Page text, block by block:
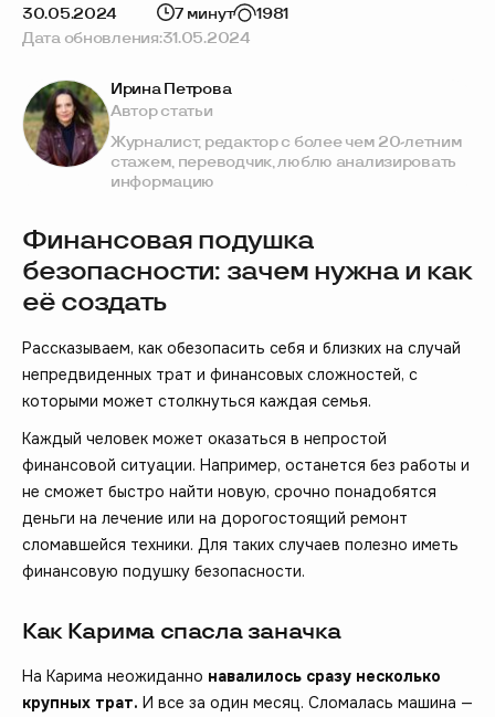
30.05.2024 7 минут
1981
Дата обновления:31.05.2024
Финансовая подушка
безопасности: зачем нужна и как
её создать
Рассказываем, как обезопасить себя и близких на случай
непредвиденных трат и финансовых сложностей, с
которыми может столкнуться каждая семья.
Каждый человек может оказаться в непростой
финансовой ситуации. Например, останется без работы и
не сможет быстро найти новую, срочно понадобятся
деньги на лечение или на дорогостоящий ремонт
сломавшейся техники. Для таких случаев полезно иметь
финансовую подушку безопасности.
Как Карима спасла заначка
На Карима неожиданно навалилось сразу несколько
крупных трат. И все за один месяц. Сломалась машина —
Ирина Петрова
Автор статьи
Журналист, редактор с более чем 20-летним
стажем, переводчик, люблю анализировать
информацию